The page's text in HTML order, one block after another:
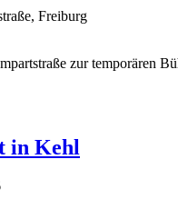
Freiburg
zur temporären
in Kehl